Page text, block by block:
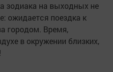
зодиака на выходных не
ожидается поездка к
городом. Время,
в окружении близких,